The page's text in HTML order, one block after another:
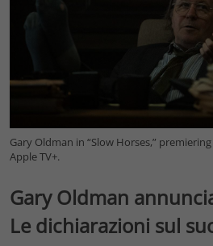
Gary Oldman in “Slow Horses,”
Apple TV+.
Gary Oldman
Le dichiarazioni sul